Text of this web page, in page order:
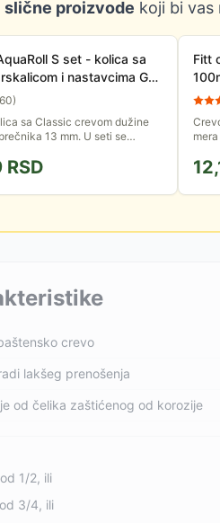
slične proizvode koji bi vas
S set - kolica sa
i nastavcima GA
60)
sa Classic crevom dužine
13 mm. U seti se
RSD
Fitt
crevo
lakšeg prenošenja
od čelika zaštićenog od korozije
1/2, ili
3/4, ili